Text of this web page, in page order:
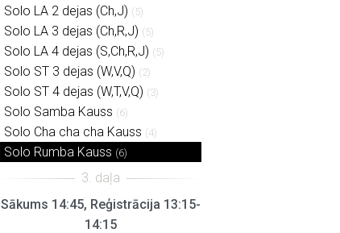
Solo LA 2 dejas (Ch,J) (5)
Solo LA 3 dejas (Ch,R,J) (5)
Solo LA 4 dejas (S,Ch,R,J) (5)
Solo ST 3 dejas (W,V,Q) (2)
Solo ST 4 dejas (W,T,V,Q) (3)
Solo Samba Kauss (6)
Solo Cha cha cha Kauss (4)
Solo Rumba Kauss (6)
Sākums 14:45, Reģistrācija 13:15-
14:15